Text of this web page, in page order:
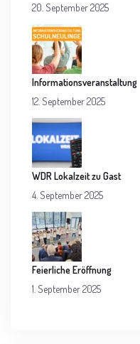
20. September 2025
Informationsveranstaltung
12. September 2025
WDR Lokalzeit zu Gast
4. September 2025
Feierliche Eröffnung
1. September 2025